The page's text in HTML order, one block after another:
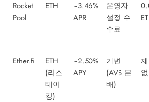
Rocket
Pool
ETH
~3.46%
APR
운영자
설정 수
수료
Ether.fi
ETH
(리스
테이
킹)
~2.50%
APY
가변
(AVS 분
배)